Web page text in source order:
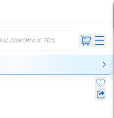
DISKON s.d. 70%